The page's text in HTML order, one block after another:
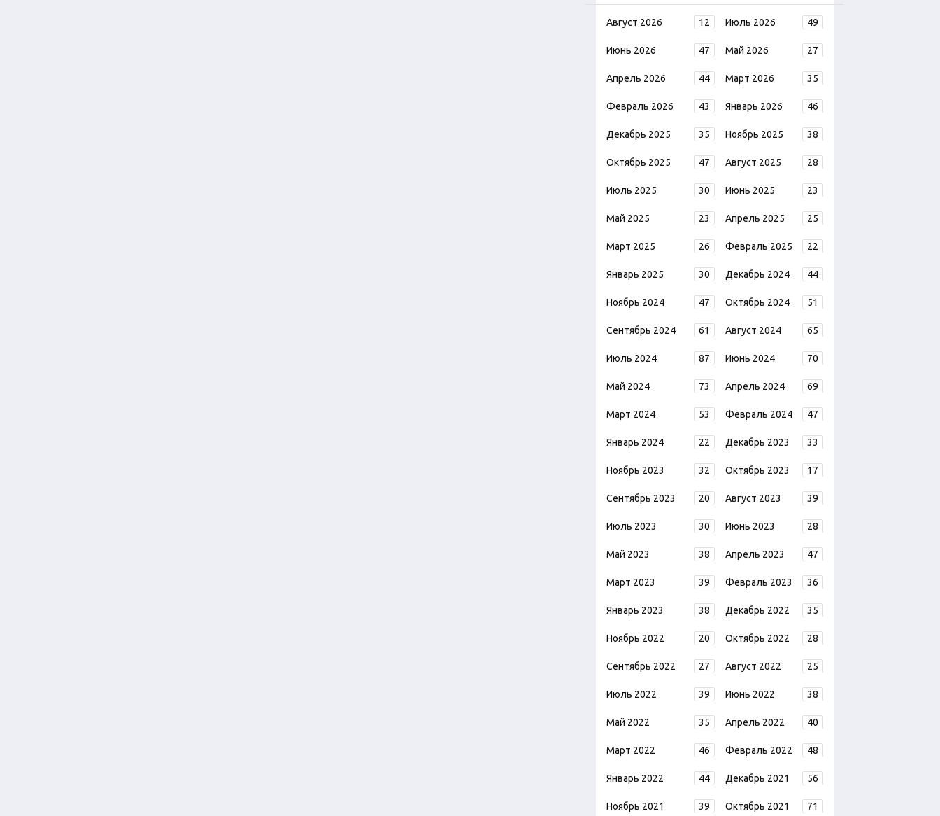
Август 2026 12 Июль 2026 49
Июнь 2026 47 Май 2026 27
Апрель 2026 44 Март 2026 35
Февраль 2026 43 Январь 2026 46
Декабрь 2025 35 Ноябрь 2025 38
Октябрь 2025 47 Август 2025 28
Июль 2025 30 Июнь 2025 23
Май 2025 23 Апрель 2025 25
Март 2025 26 Февраль 2025 22
Январь 2025 30 Декабрь 2024 44
Ноябрь 2024 47 Октябрь 2024 51
Сентябрь 2024 61 Август 2024 65
Июль 2024 87 Июнь 2024 70
Май 2024 73 Апрель 2024 69
Март 2024 53 Февраль 2024 47
Январь 2024 22 Декабрь 2023 33
Ноябрь 2023 32 Октябрь 2023 17
Сентябрь 2023 20 Август 2023 39
Июль 2023 30 Июнь 2023 28
Май 2023 38 Апрель 2023 47
Март 2023 39 Февраль 2023 36
Январь 2023 38 Декабрь 2022 35
Ноябрь 2022 20 Октябрь 2022 28
Сентябрь 2022 27 Август 2022 25
Июль 2022 39 Июнь 2022 38
Май 2022 35 Апрель 2022 40
Март 2022 46 Февраль 2022 48
Январь 2022 44 Декабрь 2021 56
Ноябрь 2021 39 Октябрь 2021 71